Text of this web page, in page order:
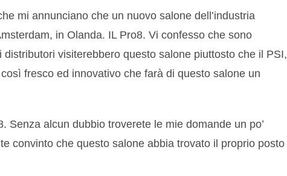
mi annunciano che un nuovo salone dell’industria
in Olanda. IL Pro8. Vi confesso che sono
visiterebbero questo salone piuttosto che il PSI,
fresco ed innovativo che farà di questo salone un
Senza alcun dubbio troverete le mie domande un po’
convinto che questo salone abbia trovato il proprio posto